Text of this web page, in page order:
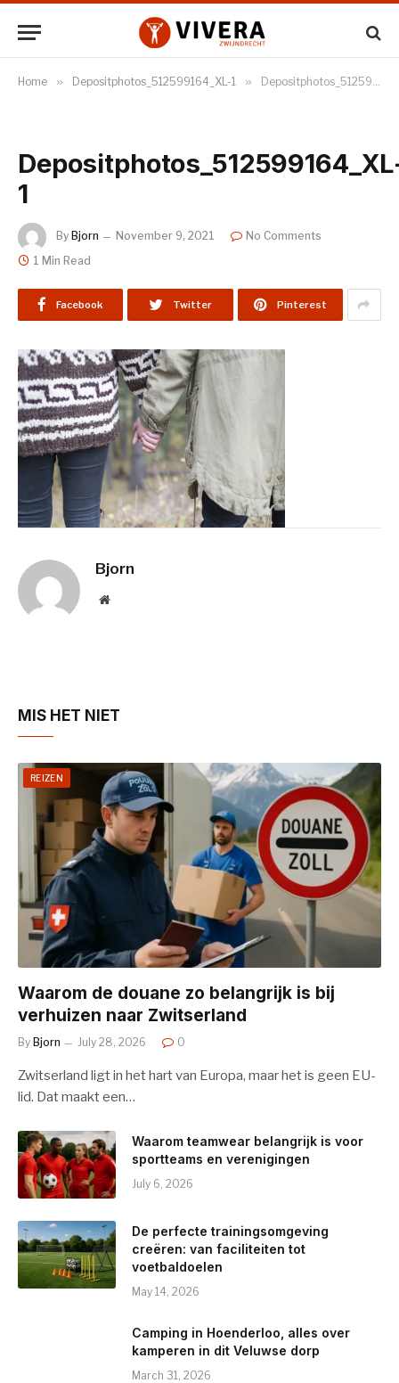
Home » Depositphotos_512599164_XL-1 » Depositphotos_512599164_XL-1
1
By Bjorn November 9, 2021
No Comments
1 Min Read
Facebook Twitter Pinterest
Bjorn
Website
MIS HET NIET
REIZEN
Waarom de douane zo belangrijk is bij
verhuizen naar Zwitserland
By Bjorn July 28, 2026 0
Zwitserland ligt in het hart van Europa, maar het is geen EU-
lid. Dat maakt een…
Waarom teamwear belangrijk is voor
sportteams en verenigingen
July 6, 2026
De perfecte trainingsomgeving
creëren: van faciliteiten tot
voetbaldoelen
May 14, 2026
Camping in Hoenderloo, alles over
kamperen in dit Veluwse dorp
March 31, 2026